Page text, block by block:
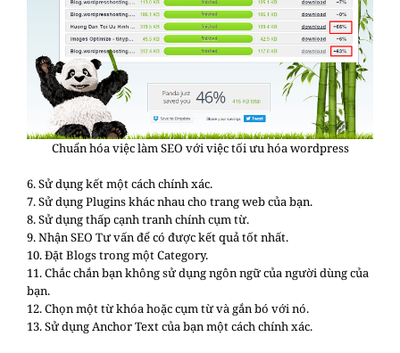
Chuẩn hóa việc làm SEO với việc tối ưu hóa wordpress
6. Sử dụng kết một cách chính xác.
7. Sử dụng Plugins khác nhau cho trang web của bạn.
8. Sử dụng thấp cạnh tranh chính cụm từ.
9. Nhận SEO Tư vấn để có được kết quả tốt nhất.
10. Đặt Blogs trong một Category.
11. Chắc chắn bạn không sử dụng ngôn ngữ của người dùng của
bạn.
12. Chọn một từ khóa hoặc cụm từ và gắn bó với nó.
13. Sử dụng Anchor Text của bạn một cách chính xác.